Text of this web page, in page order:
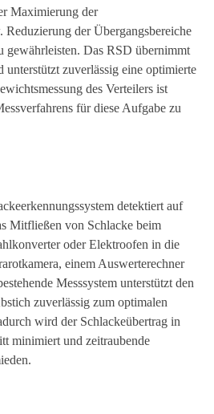
Maximierung der
Reduzierung der Übergangsbereiche
gewährleisten. Das RSD übernimmt
unterstützt zuverlässig eine optimierte
des Verteilers ist
für diese Aufgabe zu
detektiert auf
Mitfließen von Schlacke beim
oder Elektroofen in die
einem Auswerterechner
Messsystem unterstützt den
zuverlässig zum optimalen
wird der Schlackeübertrag in
minimiert und zeitraubende